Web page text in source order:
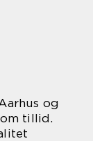
og
tillid.